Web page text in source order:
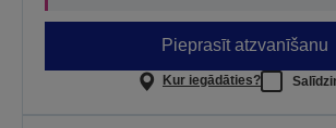
Pieprasīt atzvanīšanu
Kur iegādāties?